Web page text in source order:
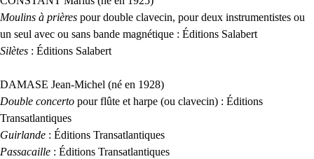
Moulins à prières pour double clavecin, pour deux instrumentistes ou
un seul avec ou sans bande magnétique : Éditions Salabert
Silètes : Éditions Salabert
DAMASE Jean-Michel (né en 1928)
Double concerto pour flûte et harpe (ou clavecin) : Éditions
Transatlantiques
Guirlande : Éditions Transatlantiques
Passacaille : Éditions Transatlantiques